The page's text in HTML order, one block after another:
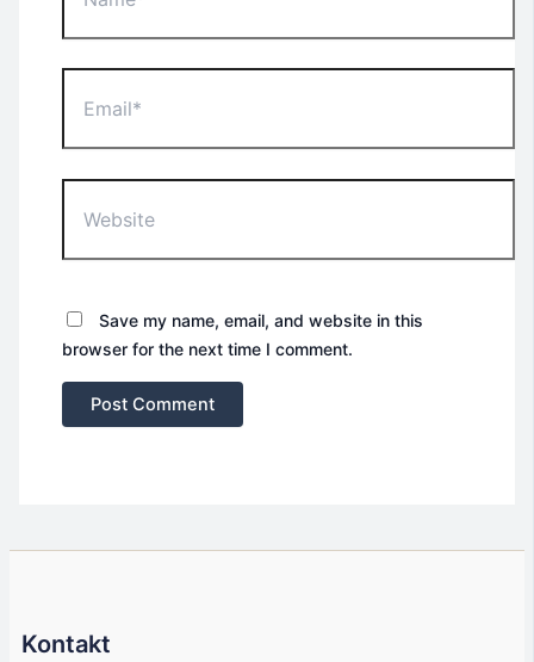
Save my name, email, and website in this
browser for the next time I comment.
Kontakt